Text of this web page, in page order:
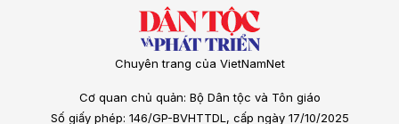
Chuyên trang của VietNamNet
Cơ quan chủ quản: Bộ Dân tộc và Tôn giáo
Số giấy phép: 146/GP-BVHTTDL, cấp ngày 17/10/2025